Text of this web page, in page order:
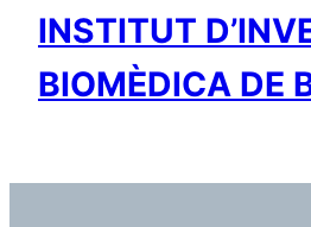
INSTITUT
BIOMÈDICA DE